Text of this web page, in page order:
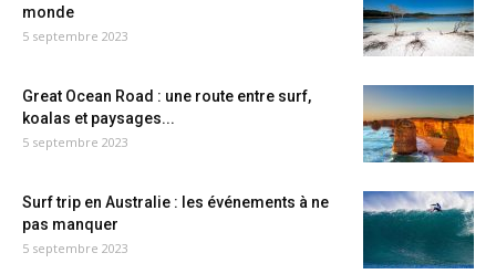
monde
5 septembre 2023
Great Ocean Road : une route entre surf,
koalas et paysages...
5 septembre 2023
Surf trip en Australie : les événements à ne
pas manquer
5 septembre 2023